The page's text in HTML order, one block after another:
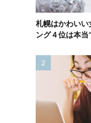
札幌はかわいい
ング４位は本当